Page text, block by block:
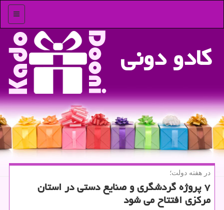
منو
كادو دونی
در هفته دولت؛
۷ پروژه گردشگری و صنایع دستی در استان
مركزی افتتاح می شود